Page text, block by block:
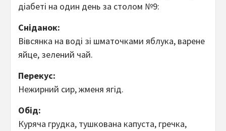
діабеті на один день за столом №9:
Сніданок:
Вівсянка на воді зі шматочками яблука, варене
яйце, зелений чай.
Перекус:
Нежирний сир, жменя ягід.
Обід:
Куряча грудка, тушкована капуста, гречка,